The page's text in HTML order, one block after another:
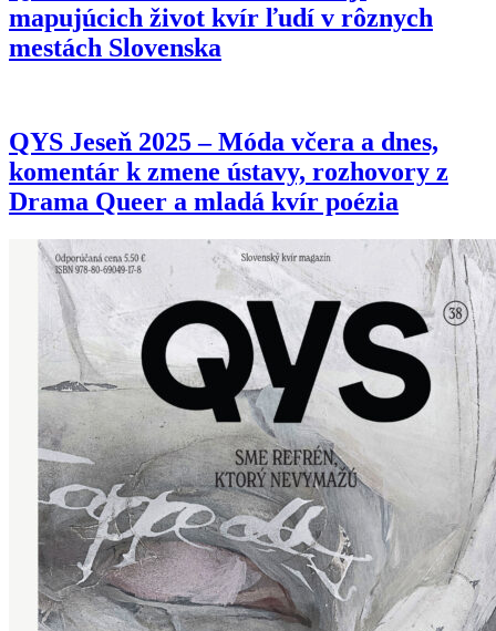
mapujúcich život kvír ľudí v rôznych
mestách Slovenska
QYS Jeseň 2025 – Móda včera a dnes,
komentár k zmene ústavy, rozhovory z
Drama Queer a mladá kvír poézia